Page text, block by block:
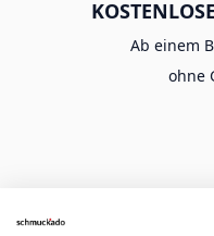
Ab einem
ohne